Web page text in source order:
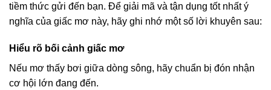
tiềm thức gửi đến bạn. Để giải mã và tận dụng tốt nhất ý
nghĩa của giấc mơ này, hãy ghi nhớ một số lời khuyên sau:
Hiểu rõ bối cảnh giấc mơ
Nếu mơ thấy bơi giữa dòng sông, hãy chuẩn bị đón nhận
cơ hội lớn đang đến.